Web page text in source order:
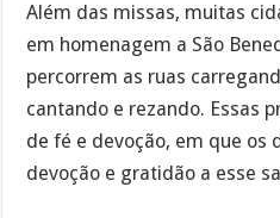
Além das missas, muitas
em homenagem a São
percorrem as ruas
cantando e rezando. Essas
de fé e devoção, em que os
devoção e gratidão a esse